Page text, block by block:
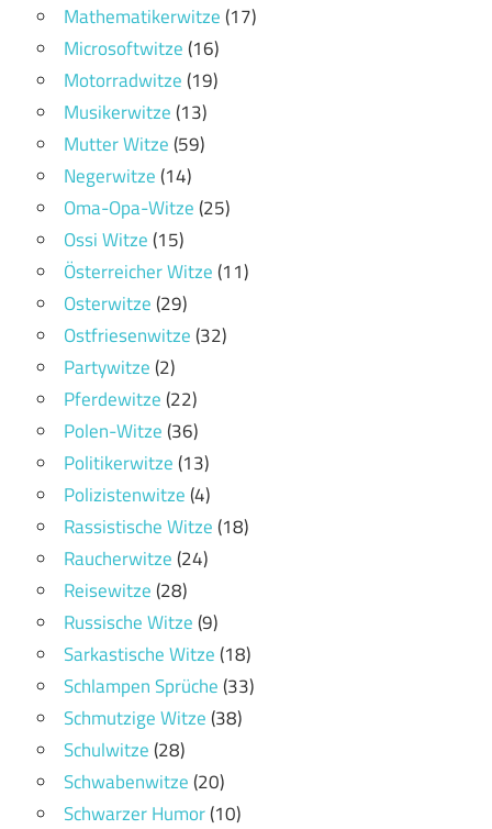
Mathematikerwitze(17)
Microsoftwitze(16)
Motorradwitze(19)
Musikerwitze(13)
Mutter Witze(59)
Negerwitze(14)
Oma-Opa-Witze(25)
Ossi Witze(15)
Österreicher Witze(11)
Osterwitze(29)
Ostfriesenwitze(32)
Partywitze(2)
Pferdewitze(22)
Polen-Witze(36)
Politikerwitze(13)
Polizistenwitze(4)
Rassistische Witze(18)
Raucherwitze(24)
Reisewitze(28)
Russische Witze(9)
Sarkastische Witze(18)
Schlampen Sprüche(33)
Schmutzige Witze(38)
Schulwitze(28)
Schwabenwitze(20)
Schwarzer Humor(10)